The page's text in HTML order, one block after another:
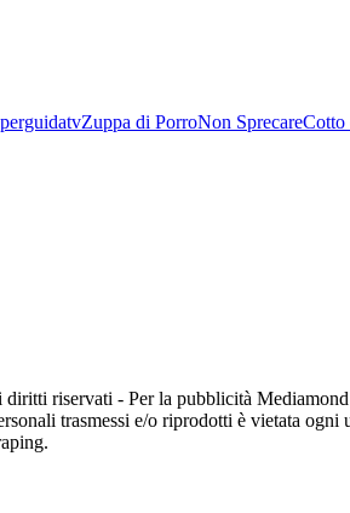
Zuppa di PorroNon SprecareCotto
riservati - Per la pubblicità
trasmessi e/o riprodotti è vietata